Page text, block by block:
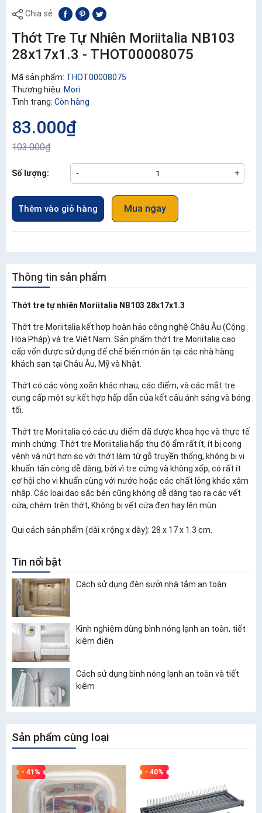
Chia sẻ
Thớt Tre Tự Nhiên Moriitalia NB103
28x17x1.3 - THOT00008075
Mã sản phẩm: THOT00008075
Thương hiệu: Mori
Tình trạng: Còn hàng
83.000₫
103.000₫
Số lượng: - +
Thêm vào giỏ hàng Mua ngay
Thông tin sản phẩm
Thớt tre tự nhiên Moriitalia NB103 28x17x1.3
Thớt tre Moriitalia kết hợp hoàn hảo công nghệ Châu Âu (Cộng
Hòa Pháp) và tre Việt Nam. Sản phẩm thớt tre Moriitalia cao
cấp vốn được sử dụng để chế biến món ăn tại các nhà hàng
khách sạn tại Châu Âu, Mỹ và Nhật.
Thớt có các vòng xoắn khác nhau, các điểm, và các mắt tre
cung cấp một sự kết hợp hấp dẫn của kết cấu ánh sáng và bóng
tối.
Thớt tre Moriitalia có các ưu điểm đã được khoa học và thực tế
minh chứng: Thớt tre Moriitalia hấp thụ độ ẩm rất ít, ít bị cong
vênh và nứt hơn so với thớt làm từ gỗ truyền thống, không bị vi
khuẩn tấn công dễ dàng, bởi vì tre cứng và không xốp, có rất ít
cơ hội cho vi khuẩn cùng với nước hoặc các chất lỏng khác xâm
nhập. Các loại dao sắc bén cũng không dễ dàng tạo ra các vết
cứa, chém trên thớt, Không bị vết cứa đen hay lên mùn.
Qui cách sản phẩm (dài x rộng x dày): 28 x 17 x 1.3 cm.
Tin nổi bật
Cách sử dụng đèn sưởi nhà tắm an toàn
Kinh nghiệm dùng bình nóng lạnh an toàn, tiết
kiệm điện
Cách sử dụng bình nóng lạnh an toàn và tiết
kiệm
Sản phẩm cùng loại
- 41% - 40%